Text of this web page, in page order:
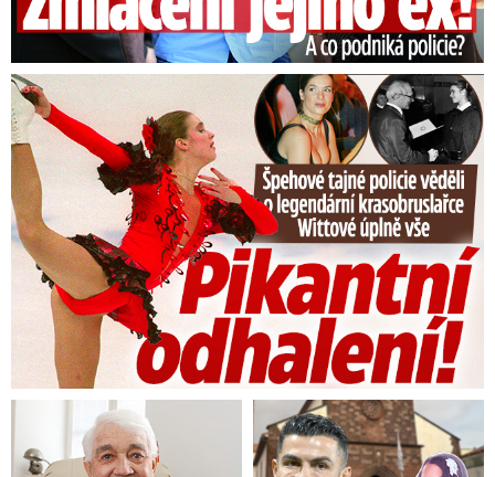
Tajná policie špehovala krasobruslařku Wittovou: Pikantní ...